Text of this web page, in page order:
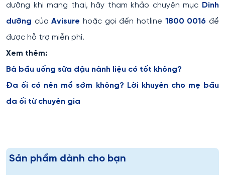
dưỡng khi mang thai, hãy tham khảo chuyên mục Dinh
dưỡng củaAvisure hoặc gọi đến hotline 1800 0016 để
được hỗ trợ miễn phí.
Xem thêm:
Bà bầu uống sữa đậu nành liệu có tốt không?
Đa ối có nên mổ sớm không? Lời khuyên cho mẹ bầu
đa ối từ chuyên gia
Sản phẩm dành cho bạn